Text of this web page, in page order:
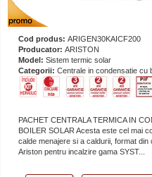
Cod produs: ARIGEN30KAICF200
Producator: ARISTON
Model: Sistem termic solar
Categorii: Centrale in condensatie cu
PACHET CENTRALA TERMICA IN
BOILER SOLAR Acesta este cel mai
calde menajere si a caldurii, format
Ariston pentru incalzire gama SYST...